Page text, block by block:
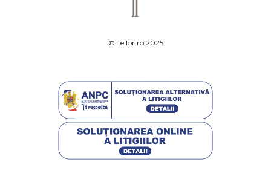
© Teilor.ro 2025